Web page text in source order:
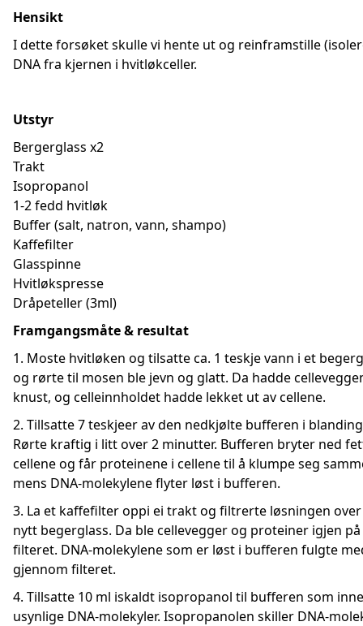
Hensikt
I dette forsøket skulle vi hente ut og reinframstille
DNA fra kjernen i hvitløkceller.
Utstyr
Bergerglass x2
Trakt
Isopropanol
1-2 fedd hvitløk
Buffer (salt, natron, vann, shampo)
Kaffefilter
Glasspinne
Hvitløkspresse
Dråpeteller (3ml)
Framgangsmåte & resultat
1. Moste hvitløken og tilsatte ca. 1 teskje vann i et
og rørte til mosen ble jevn og glatt. Da hadde
knust, og celleinnholdet hadde lekket ut av cellene.
2. Tillsatte 7 teskjeer av den nedkjølte bufferen i
Rørte kraftig i litt over 2 minutter. Bufferen bryter ned
cellene og får proteinene i cellene til å klumpe seg
mens DNA-molekylene flyter løst i bufferen.
3. La et kaffefilter oppi ei trakt og filtrerte løsningen
nytt begerglass. Da ble cellevegger og proteiner igjen på
filteret. DNA-molekylene som er løst i bufferen fulgte
gjennom filteret.
4. Tillsatte 10 ml iskaldt isopropanol til bufferen som
usynlige DNA-molekyler. Isopropanolen skiller DNA-